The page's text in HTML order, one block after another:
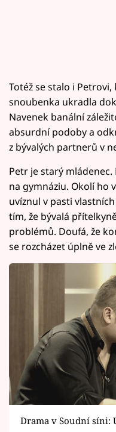
Totéž se stalo i
snoubenka ukradla
Navenek banální
absurdní podoby a
z bývalých partnerů v
Petr je starý
na gymnáziu. Okolí ho
uvíznul v pasti
tím, že bývalá
problémů. Doufá, že
se rozcházet úplně ve
Drama v Soudní síni: